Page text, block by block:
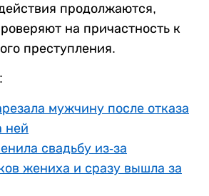
продолжаются,
на причастность к
преступления.
мужчину после отказа
ней
свадьбу из-за
жениха и сразу вышла за